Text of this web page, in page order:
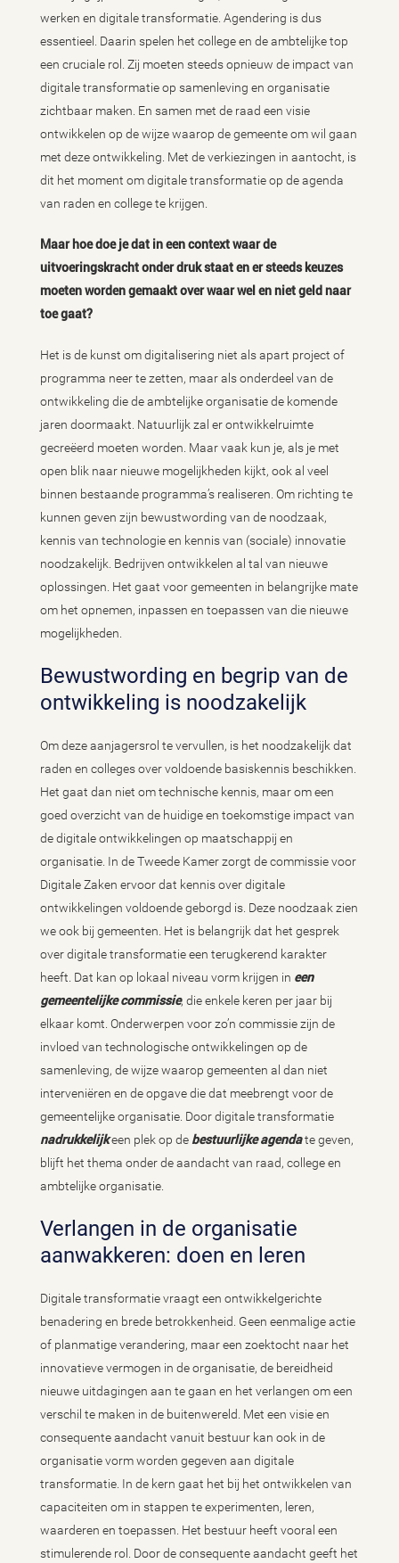
werken en digitale transformatie. Agendering is dus
essentieel. Daarin spelen het college en de ambtelijke top
een cruciale rol. Zij moeten steeds opnieuw de impact van
digitale transformatie op samenleving en organisatie
zichtbaar maken. En samen met de raad een visie
ontwikkelen op de wijze waarop de gemeente om wil gaan
met deze ontwikkeling. Met de verkiezingen in aantocht, is
dit het moment om digitale transformatie op de agenda
van raden en college te krijgen.
Maar hoe doe je dat in een context waar de
uitvoeringskracht onder druk staat en er steeds keuzes
moeten worden gemaakt over waar wel en niet geld naar
toe gaat?
Het is de kunst om digitalisering niet als apart project of
programma neer te zetten, maar als onderdeel van de
ontwikkeling die de ambtelijke organisatie de komende
jaren doormaakt. Natuurlijk zal er ontwikkelruimte
gecreëerd moeten worden. Maar vaak kun je, als je met
open blik naar nieuwe mogelijkheden kijkt, ook al veel
binnen bestaande programma’s realiseren. Om richting te
kunnen geven zijn bewustwording van de noodzaak,
kennis van technologie en kennis van (sociale) innovatie
noodzakelijk. Bedrijven ontwikkelen al tal van nieuwe
oplossingen. Het gaat voor gemeenten in belangrijke mate
om het opnemen, inpassen en toepassen van die nieuwe
mogelijkheden.
Bewustwording en begrip van de
ontwikkeling is noodzakelijk
Om deze aanjagersrol te vervullen, is het noodzakelijk dat
raden en colleges over voldoende basiskennis beschikken.
Het gaat dan niet om technische kennis, maar om een
goed overzicht van de huidige en toekomstige impact van
de digitale ontwikkelingen op maatschappij en
organisatie. In de Tweede Kamer zorgt de commissie voor
Digitale Zaken ervoor dat kennis over digitale
ontwikkelingen voldoende geborgd is. Deze noodzaak zien
we ook bij gemeenten. Het is belangrijk dat het gesprek
over digitale transformatie een terugkerend karakter
heeft. Dat kan op lokaal niveau vorm krijgen in een
gemeentelijke commissie, die enkele keren per jaar bij
elkaar komt. Onderwerpen voor zo’n commissie zijn de
invloed van technologische ontwikkelingen op de
samenleving, de wijze waarop gemeenten al dan niet
interveniëren en de opgave die dat meebrengt voor de
gemeentelijke organisatie. Door digitale transformatie
nadrukkelijkeen plek op de bestuurlijke agendate geven,
blijft het thema onder de aandacht van raad, college en
ambtelijke organisatie.
Verlangen in de organisatie
aanwakkeren: doen en leren
Digitale transformatie vraagt een ontwikkelgerichte
benadering en brede betrokkenheid. Geen eenmalige actie
of planmatige verandering, maar een zoektocht naar het
innovatieve vermogen in de organisatie, de bereidheid
nieuwe uitdagingen aan te gaan en het verlangen om een
verschil te maken in de buitenwereld. Met een visie en
consequente aandacht vanuit bestuur kan ook in de
organisatie vorm worden gegeven aan digitale
transformatie. In de kern gaat het bij het ontwikkelen van
capaciteiten om in stappen te experimenten, leren,
waarderen en toepassen. Het bestuur heeft vooral een
stimulerende rol. Door de consequente aandacht geeft het